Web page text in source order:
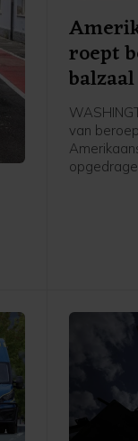
roept
van